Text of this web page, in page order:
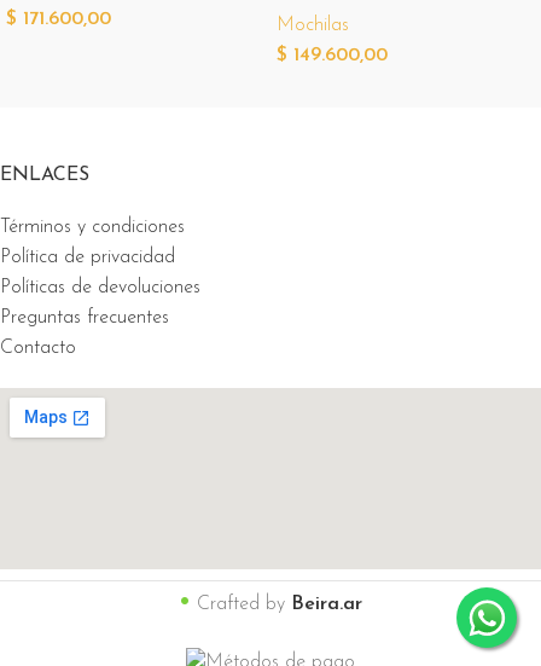
$ 171.600,00
Mochilas
$ 149.600,00
ENLACES
Términos y condiciones
Política de privacidad
Políticas de devoluciones
Preguntas frecuentes
Contacto
• Crafted by Beira.ar